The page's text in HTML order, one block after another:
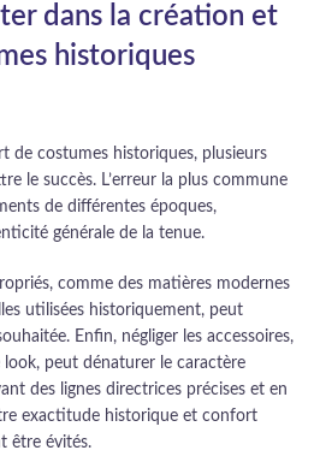
dans la création et
historiques
de costumes historiques, plusieurs
le succès. L’erreur la plus commune
de différentes époques,
générale de la tenue.
comme des matières modernes
utilisées historiquement, peut
Enfin, négliger les accessoires,
peut dénaturer le caractère
des lignes directrices précises et en
exactitude historique et confort
être évités.